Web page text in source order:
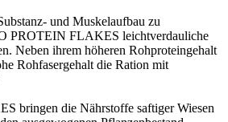
und Muskelaufbau zu
PROTEIN FLAKES leichtverdauliche
Neben ihrem höheren Rohproteingehalt
Rohfasergehalt die Ration mit
bringen die Nährstoffe saftiger Wiesen